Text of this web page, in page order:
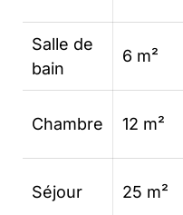
Salle de
bain
6 m²
Chambre 12 m²
Séjour 25 m²